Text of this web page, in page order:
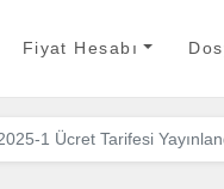
Fiyat Hesabı
1 Ücret Tarifesi